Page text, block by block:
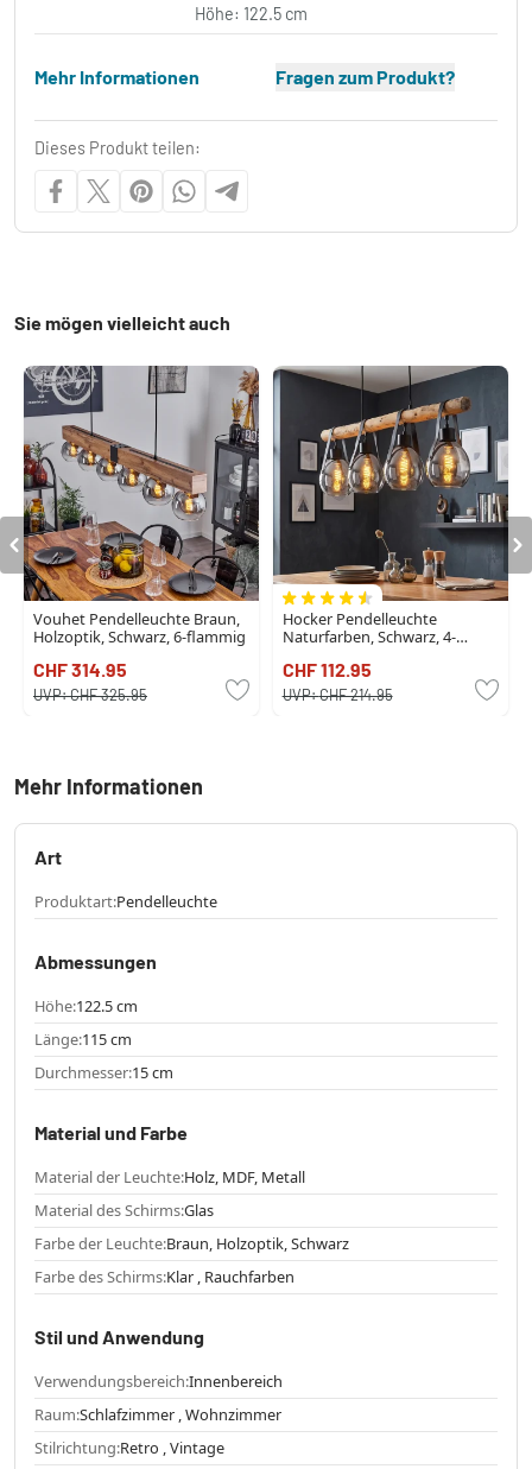
Höhe: 122.5 cm
Mehr Informationen Fragen zum Produkt?
Dieses Produkt teilen:
Sie mögen vielleicht auch
Vouhet Pendelleuchte Braun,
Holzoptik, Schwarz, 6-flammig
CHF 314.95
UVP:CHF 325.95
Hocker Pendelleuchte
Naturfarben, Schwarz, 4-
CHF 112.95
UVP:CHF 214.95
Mehr Informationen
Art
Produktart:Pendelleuchte
Abmessungen
Höhe:122.5 cm
Länge:115 cm
Durchmesser:15 cm
Material und Farbe
Material der Leuchte:Holz, MDF, Metall
Material des Schirms:Glas
Farbe der Leuchte:Braun, Holzoptik, Schwarz
Farbe des Schirms:Klar , Rauchfarben
Stil und Anwendung
Verwendungsbereich:Innenbereich
Raum:Schlafzimmer , Wohnzimmer
Stilrichtung:Retro , Vintage